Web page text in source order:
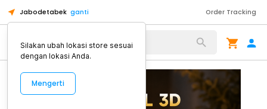
Jabodetabek ganti Order Tracking
Alat Kopi
Silakan ubah lokasi store sesuai
dengan lokasi Anda.
Mengerti